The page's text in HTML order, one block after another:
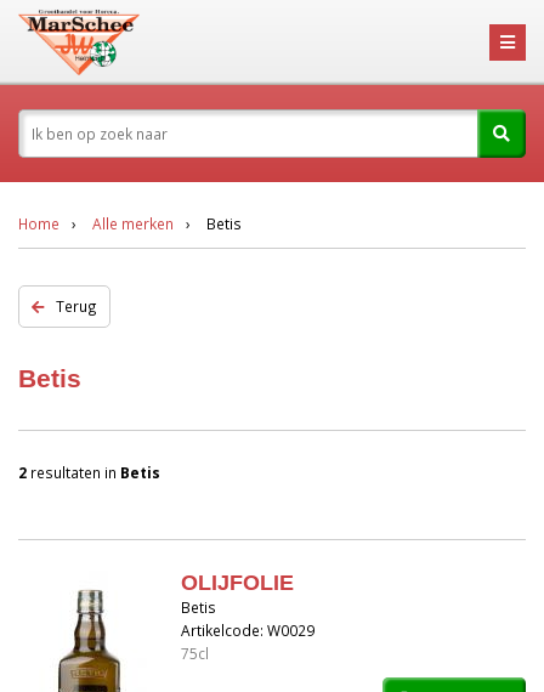
Home Alle merken Betis
Terug
Betis
2 resultaten in Betis
OLIJFOLIE
Betis
Artikelcode: W0029
75cl